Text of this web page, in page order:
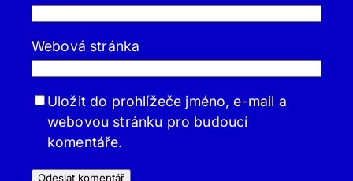
Webová stránka
Uložit do prohlížeče jméno, e-mail a
webovou stránku pro budoucí
komentáře.